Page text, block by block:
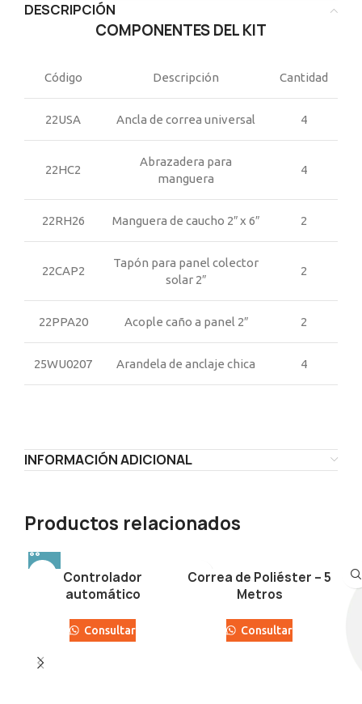
DESCRIPCIÓN
COMPONENTES DEL KIT
Código Descripción Cantidad
22USA Ancla de correa universal 4
22HC2
Abrazadera para
manguera
4
22RH26 Manguera de caucho 2″ x 6″ 2
22CAP2
Tapón para panel colector
solar 2″
2
22PPA20 Acople caño a panel 2″ 2
25WU0207 Arandela de anclaje chica 4
INFORMACIÓN ADICIONAL
Productos relacionados
Controlador
automático
Consultar
Correa de Poliéster – 5
Metros
Consultar